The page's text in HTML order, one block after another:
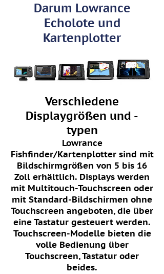
Darum Lowrance
Echolote und
Kartenplotter
Verschiedene
Displaygrößen und -
typen
Lowrance
Fishfinder/Kartenplotter sind mit
Bildschirmgrößen von 5 bis 16
Zoll erhältlich. Displays werden
mit Multitouch-Touchscreen oder
mit Standard-Bildschirmen ohne
Touchscreen angeboten, die über
eine Tastatur gesteuert werden.
Touchscreen-Modelle bieten die
volle Bedienung über
Touchscreen, Tastatur oder
beides.